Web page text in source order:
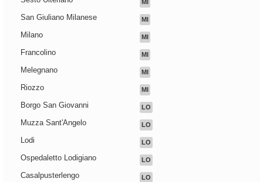
MI
San Giuliano Milanese MI
Milano MI
Francolino MI
Melegnano MI
Riozzo MI
Borgo San Giovanni LO
Muzza Sant'Angelo LO
Lodi LO
Ospedaletto Lodigiano LO
Casalpusterlengo LO